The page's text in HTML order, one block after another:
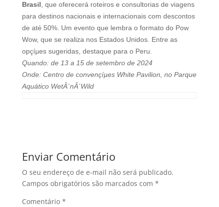
Brasil , que oferecerá roteiros e consultorias de viagens
para destinos nacionais e internacionais com descontos
de até 50%. Um evento que lembra o formato do Pow
Wow, que se realiza nos Estados Unidos. Entre as
opçíµes sugeridas, destaque para o Peru.
Quando: de 13 a 15 de setembro de 2024
Onde: Centro de convençíµes White Pavilion, no Parque
Aquático WetÂ´nÂ´Wild
Enviar Comentário
O seu endereço de e-mail não será publicado.
Campos obrigatórios são marcados com *
Comentário *